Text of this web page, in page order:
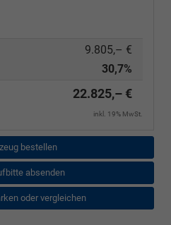
9.805,– €
30,7%
22.825,– €
inkl. 19% MwSt.
bestellen
absenden
oder vergleichen